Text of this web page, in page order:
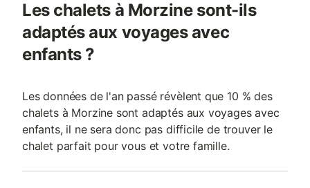
Les chalets à Morzine sont-ils
adaptés aux voyages avec
enfants ?
Les données de l'an passé révèlent que 10 % des
chalets à Morzine sont adaptés aux voyages avec
enfants, il ne sera donc pas difficile de trouver le
chalet parfait pour vous et votre famille.